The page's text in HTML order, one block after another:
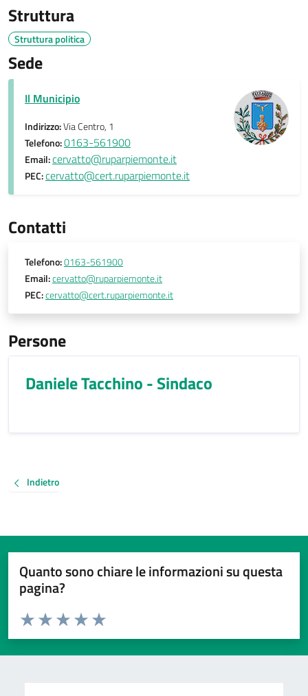
Struttura
Struttura politica
Sede
Il Municipio
Indirizzo:Via Centro, 1
Telefono:0163-561900
Email:cervatto@ruparpiemonte.it
PEC:cervatto@cert.ruparpiemonte.it
Contatti
Telefono:0163-561900
Email:cervatto@ruparpiemonte.it
PEC:cervatto@cert.ruparpiemonte.it
Persone
Daniele Tacchino - Sindaco
Indietro
Quanto sono chiare le informazioni su questa
pagina?
Valuta da 1 a 5 stelle la pagina
Valuta 5 stelle su 5
Valuta 4 stelle su 5
Valuta 3 stelle su 5
Valuta 2 stelle su 5
Valuta 1 stelle su 5